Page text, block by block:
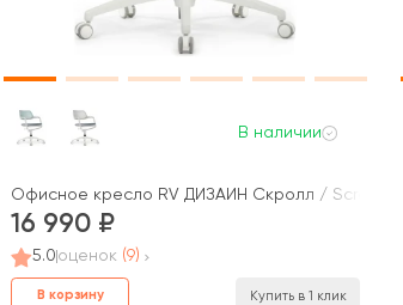
В наличии
Офисное кресло RV ДИЗАЙН Скролл / Scroll
16 990
5.0 оценок (9)
В корзину Купить в 1 клик